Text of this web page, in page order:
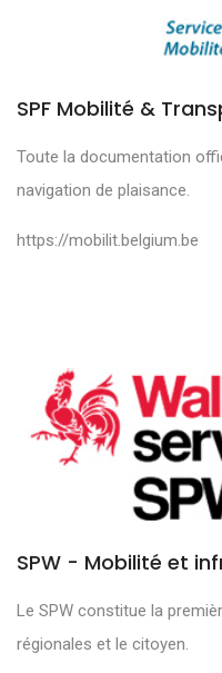
SPF Mobilité &
Toute la documentation
navigation de plaisance.
https://mobilit.belgium.be
SPW - Mobilité et
Le SPW constitue la
régionales et le citoyen.